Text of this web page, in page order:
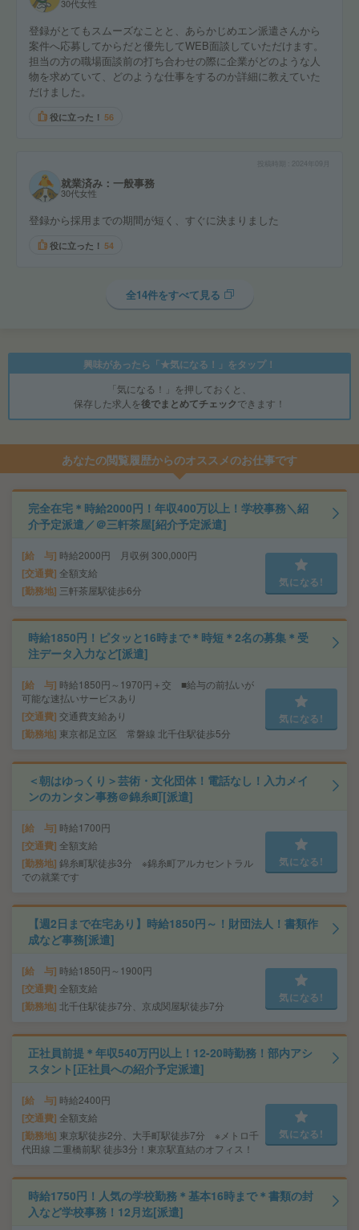
30代女性
登録がとてもスムーズなことと、あらかじめエン派遣さんから
案件へ応募してからだと優先してWEB面談していただけます。
担当の方の職場面談前の打ち合わせの際に企業がどのような人
物を求めていて、どのような仕事をするのか詳細に教えていた
だけました。
役に立った！ 56
2024年09月
就業済み：一般事務
30代女性
登録から採用までの期間が短く、すぐに決まりました
役に立った！ 54
全14件をすべて見る
興味があったら「★気になる！」をタップ！
「気になる！」を押しておくと、
保存した求人を後でまとめてチェックできます！
あなたの閲覧履歴からのオススメのお仕事です
完全在宅＊時給2000円！年収400万以上！学校事務＼紹
介予定派遣／＠三軒茶屋[紹介予定派遣]
給 与 時給2000円 月収例 300,000円
交通費 全額支給
勤務地 三軒茶屋駅徒歩6分
気になる!
時給1850円！ピタッと16時まで＊時短＊2名の募集＊受
注データ入力など[派遣]
給 与 時給1850円～1970円＋交 ■給与の前払いが
可能な速払いサービスあり
交通費 交通費支給あり
勤務地 東京都足立区 常磐線 北千住駅徒歩5分
気になる!
＜朝はゆっくり＞芸術・文化団体！電話なし！入力メイ
ンのカンタン事務＠錦糸町[派遣]
給 与 時給1700円
交通費 全額支給
勤務地 錦糸町駅徒歩3分 ※錦糸町アルカセントラル
での就業です
気になる!
【週2日まで在宅あり】時給1850円～！財団法人！書類作
成など事務[派遣]
給 与 時給1850円～1900円
交通費 全額支給
勤務地 北千住駅徒歩7分、京成関屋駅徒歩7分
気になる!
正社員前提＊年収540万円以上！12-20時勤務！部内アシ
スタント[正社員への紹介予定派遣]
給 与 時給2400円
交通費 全額支給
勤務地 東京駅徒歩2分、大手町駅徒歩7分 ※メトロ千
代田線 二重橋前駅 徒歩3分！東京駅直結のオフィス！
気になる!
時給1750円！人気の学校勤務＊基本16時まで＊書類の封
入など学校事務！12月迄[派遣]